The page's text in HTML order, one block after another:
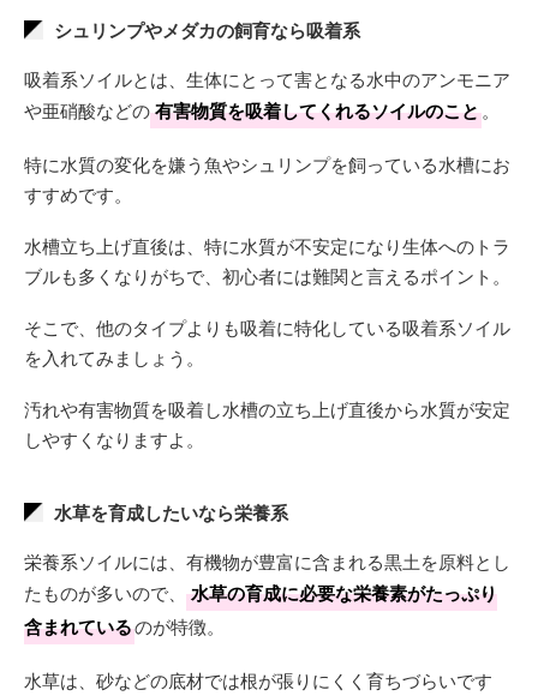
シュリンプやメダカの飼育なら吸着系
吸着系ソイルとは、生体にとって害となる水中のアンモニア
や亜硝酸などの有害物質を吸着してくれるソイルのこと。
特に水質の変化を嫌う魚やシュリンプを飼っている水槽にお
すすめです。
水槽立ち上げ直後は、特に水質が不安定になり生体へのトラ
ブルも多くなりがちで、初心者には難関と言えるポイント。
そこで、他のタイプよりも吸着に特化している吸着系ソイル
を入れてみましょう。
汚れや有害物質を吸着し水槽の立ち上げ直後から水質が安定
しやすくなりますよ。
水草を育成したいなら栄養系
栄養系ソイルには、有機物が豊富に含まれる黒土を原料とし
たものが多いので、
水草の育成に必要な栄養素がたっぷり
含まれているのが特徴。
水草は、砂などの底材では根が張りにくく育ちづらいです